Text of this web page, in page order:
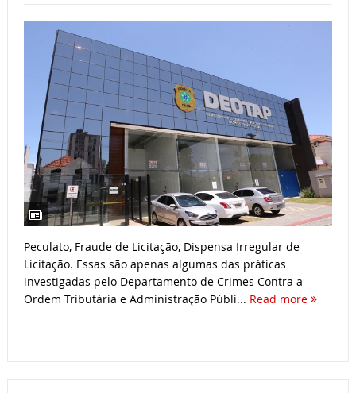
Peculato, Fraude de Licitação, Dispensa Irregular de
Licitação. Essas são apenas algumas das práticas
investigadas pelo Departamento de Crimes Contra a
Ordem Tributária e Administração Públi... Read more